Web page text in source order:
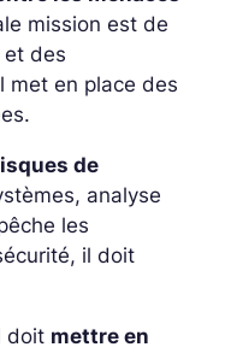
mission est de
et des
met en place des
de
analyse
les
il doit
doit mettre en